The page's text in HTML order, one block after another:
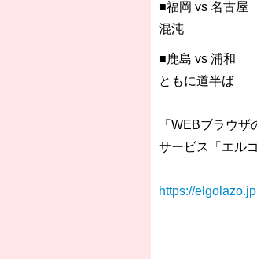
■福岡 vs 名古屋
混沌
■鹿島 vs 浦和
ともに道半ば
「WEBブラウ
サービス「エル
https://elgolazo.jp